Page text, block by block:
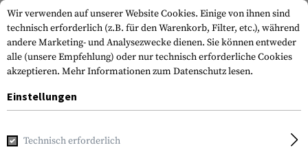
Home Waffenzubehör
Wir verwenden auf unserer Website Cookies. Einige von ihnen sind
technisch erforderlich (z.B. für den Warenkorb, Filter, etc.), während
andere Marketing- und Analysezwecke dienen. Sie können entweder
alle (unsere Empfehlung) oder nur technisch erforderliche Cookies
akzeptieren. Mehr Informationen zum Datenschutz lesen.
Einstellungen
Technisch erforderlich